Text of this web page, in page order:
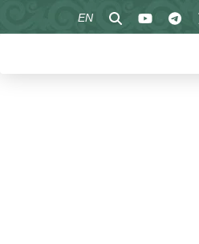
EN